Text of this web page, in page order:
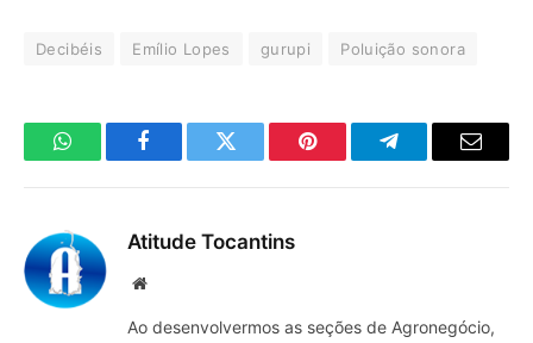
Decibéis Emílio Lopes gurupi Poluição sonora
WhatsAppFacebookTwitter Pinterest TelegramaE-
Atitude Tocantins
Site
Ao desenvolvermos as seções de Agronegócio,